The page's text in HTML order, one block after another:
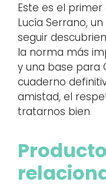
Este es el
Lucía Serrano,
seguir
la norma más
y una base para
cuaderno
amistad, el
tratarnos bien